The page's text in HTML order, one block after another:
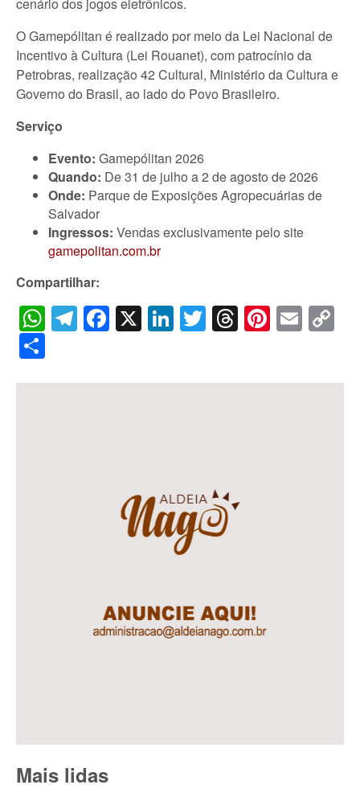
cenário dos jogos eletrônicos.
O Gamepólitan é realizado por meio da Lei Nacional de
Incentivo à Cultura (Lei Rouanet), com patrocínio da
Petrobras, realização 42 Cultural, Ministério da Cultura e
Governo do Brasil, ao lado do Povo Brasileiro.
Serviço
Evento: Gamepólitan 2026
Quando: De 31 de julho a 2 de agosto de 2026
Onde: Parque de Exposições Agropecuárias de
Salvador
Ingressos: Vendas exclusivamente pelo site
gamepolitan.com.br
Compartilhar:
WhatsApp
Telegram
Facebook
X LinkedIn
Twitter
Threads
Mais lidas